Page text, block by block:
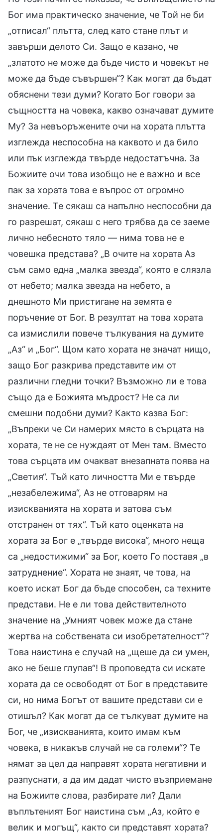
Бог има практическо значение, че Той не би
„отписал“ плътта, след като стане плът и
завърши делото Си. Защо е казано, че
„златото не може да бъде чисто и човекът не
може да бъде съвършен“? Как могат да бъдат
обяснени тези думи? Когато Бог говори за
същността на човека, какво означават думите
Му? За невъоръжените очи на хората плътта
изглежда неспособна на каквото и да било
или пък изглежда твърде недостатъчна. За
Божиите очи това изобщо не е важно и все
пак за хората това е въпрос от огромно
значение. Те сякаш са напълно неспособни да
го разрешат, сякаш с него трябва да се заеме
лично небесното тяло — нима това не е
човешка представа? „В очите на хората Аз
съм само една „малка звезда“, която е слязла
от небето; малка звезда на небето, а
днешното Ми пристигане на земята е
поръчение от Бог. В резултат на това хората
са измислили повече тълкувания на думите
„Аз“ и „Бог“. Щом като хората не значат нищо,
защо Бог разкрива представите им от
различни гледни точки? Възможно ли е това
също да е Божията мъдрост? Не са ли
смешни подобни думи? Както казва Бог:
„Въпреки че Си намерих място в сърцата на
хората, те не се нуждаят от Мен там. Вместо
това сърцата им очакват внезапната поява на
„Светия“. Тъй като личността Ми е твърде
„незабележима“, Аз не отговарям на
изискванията на хората и затова съм
отстранен от тях“. Тъй като оценката на
хората за Бог е „твърде висока“, много неща
са „недостижими“ за Бог, което Го поставя „в
затруднение“. Хората не знаят, че това, на
което искат Бог да бъде способен, са техните
представи. Не е ли това действителното
значение на „Умният човек може да стане
жертва на собствената си изобретателност“?
Това наистина е случай на „щеше да си умен,
ако не беше глупав“! В проповедта си искате
хората да се освободят от Бог в представите
си, но нима Богът от вашите представи си е
отишъл? Как могат да се тълкуват думите на
Бог, че „изискванията, които имам към
човека, в никакъв случай не са големи“? Те
нямат за цел да направят хората негативни и
разпуснати, а да им дадат чисто възприемане
на Божиите слова, разбирате ли? Дали
въплътеният Бог наистина съм „Аз, който е
велик и могъщ“, както си представят хората?